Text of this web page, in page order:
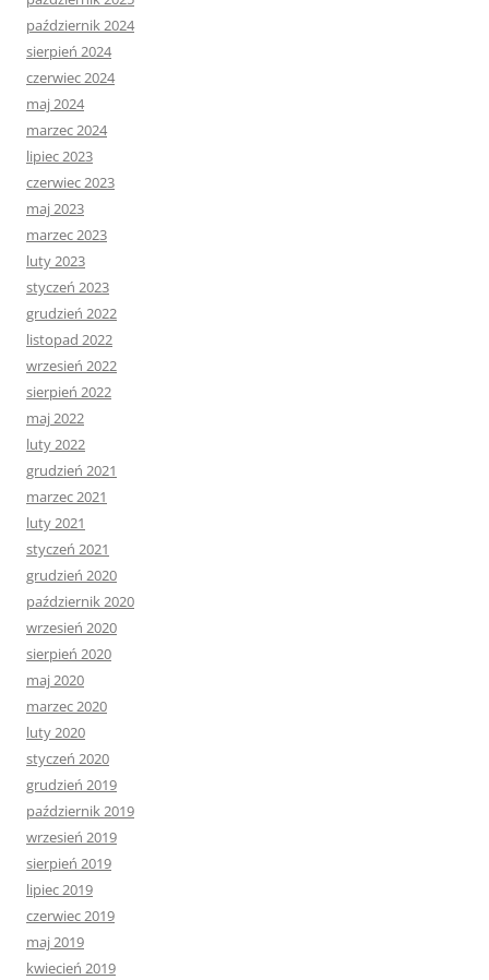
październik 2024
sierpień 2024
czerwiec 2024
maj 2024
marzec 2024
lipiec 2023
czerwiec 2023
maj 2023
marzec 2023
luty 2023
styczeń 2023
grudzień 2022
listopad 2022
wrzesień 2022
sierpień 2022
maj 2022
luty 2022
grudzień 2021
marzec 2021
luty 2021
styczeń 2021
grudzień 2020
październik 2020
wrzesień 2020
sierpień 2020
maj 2020
marzec 2020
luty 2020
styczeń 2020
grudzień 2019
październik 2019
wrzesień 2019
sierpień 2019
lipiec 2019
czerwiec 2019
maj 2019
kwiecień 2019